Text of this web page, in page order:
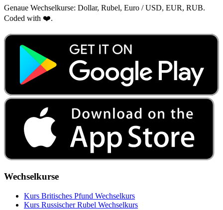
Genaue Wechselkurse: Dollar, Rubel, Euro / USD, EUR, RUB.
Coded with ❤️.
Wechselkurse
Kurs Britisches Pfund Wechselkurs
Kurs Russischer Rubel Wechselkurs